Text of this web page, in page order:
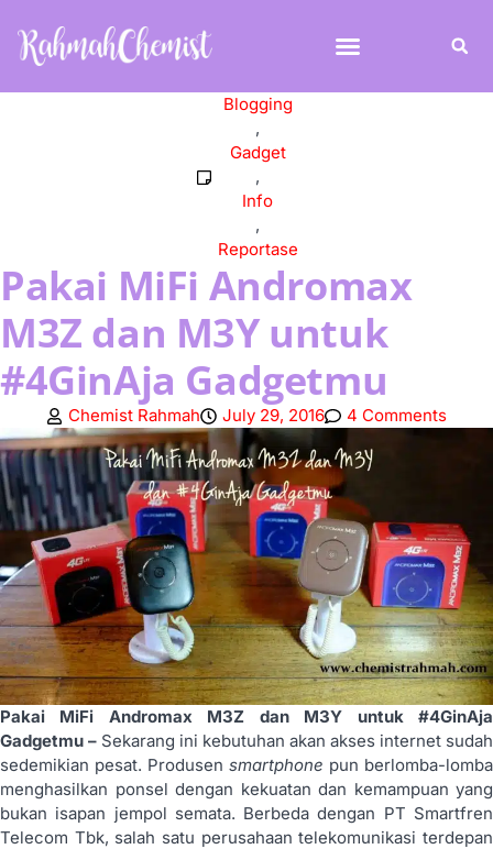
Blogging
,
Gadget
,
Info
,
Reportase
Pakai MiFi Andromax
M3Z dan M3Y untuk
#4GinAja Gadgetmu
Chemist Rahmah July 29, 2016 4 Comments
Pakai MiFi Andromax M3Z dan M3Y untuk #4GinAja
Gadgetmu – Sekarang ini kebutuhan akan akses internet sudah
sedemikian pesat. Produsen smartphone pun berlomba-lomba
menghasilkan ponsel dengan kekuatan dan kemampuan yang
bukan isapan jempol semata. Berbeda dengan PT Smartfren
Telecom Tbk, salah satu perusahaan telekomunikasi terdepan